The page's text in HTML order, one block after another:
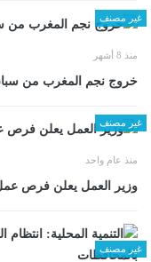
غير مصنف
منذ 8 أشهر
خروج نجم المغرب من
غير مصنف
منذ عام واحد
وزير العمل يعلن فرص
غير مصنف